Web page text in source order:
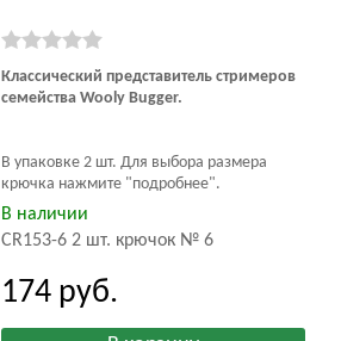
Классический представитель стримеров
семейства Wooly Bugger.
В упаковке 2 шт. Для выбора размера
крючка нажмите "подробнее".
В наличии
CR153-6 2 шт. крючок № 6
174 руб.